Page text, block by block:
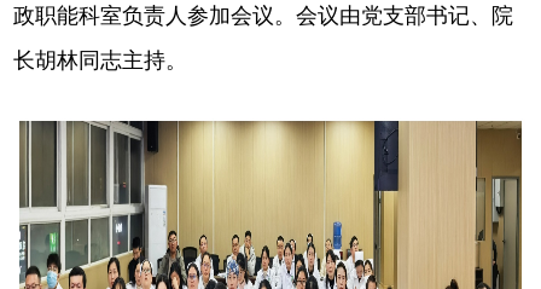
政职能科室负责人参加会议。会议由党支部书记、院
长胡林同志主持。